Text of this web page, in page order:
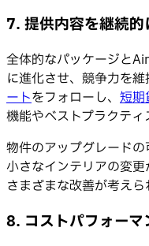
7. 提供内容を継続的
全体的なパッケージと
に進化させ、競争力を維
ートをフォローし、 短期
機能やベストプラクティ
物件のアップグレードの
小さなインテリアの変更
さまざまな改善が考えら
8. コストパフォーマ